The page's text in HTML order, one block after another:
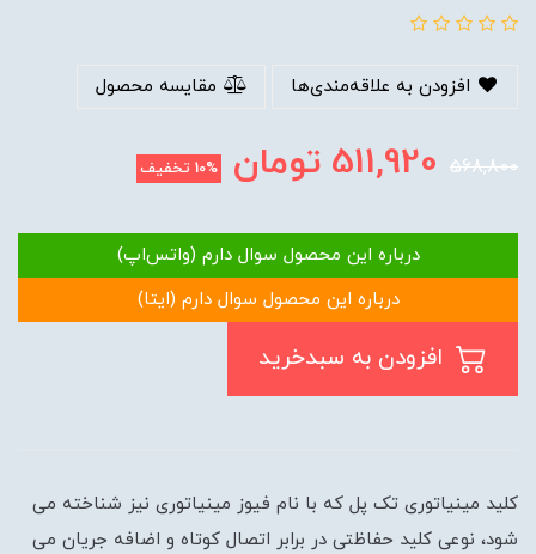
افزودن به علاقه‌مندی‌ها مقایسه محصول
568,800
511,920تومان 10%تخفیف
درباره این محصول سوال دارم (واتس‌اپ)
درباره این محصول سوال دارم (ایتا)
کلید مینیاتوری تک پل که با نام فیوز مینیاتوری نیز شناخته می
شود، نوعی کلید حفاظتی در برابر اتصال کوتاه و اضافه جریان می